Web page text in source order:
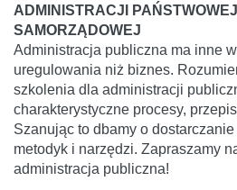
ADMINISTRACJI
SAMORZĄDOWEJ
Administracja publiczna ma inne
uregulowania niż biznes.
szkolenia dla administracji
charakterystyczne procesy,
Szanując to dbamy o
metodyk i narzędzi. Zapraszamy
administracja publiczna!